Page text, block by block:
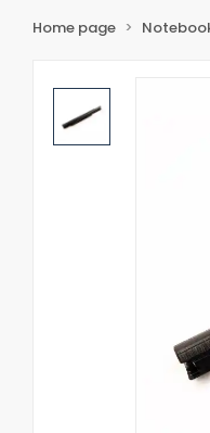
Home page